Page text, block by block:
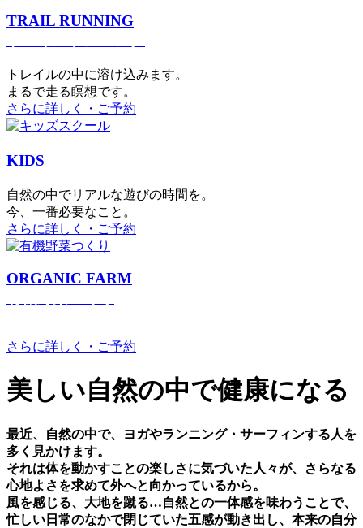
TRAIL RUNNING
トレイルの中に溶け込みます。
まるで⾛る瞑想です。
さらに詳しく・ご予約
KIDS
⾃然の中でリアルな遊びの時間を。
今、⼀番必要なこと。
さらに詳しく・ご予約
ORGANIC FARM
さらに詳しく・ご予約
美しい⾃然の中で健康になる
最近、⾃然の中で、ヨガやランニング・サーフィンする⼈を
多く⾒かけます。
それは体を動かすことの楽しさに気づいた⼈々が、さらなる
⼼地よさを求めて外へと向かっているから。
⾵を感じる、⼤地を蹴る…⾃然との⼀体感を味わうことで、
忙しい⽇常のなかで閉じていた五感が動き出し、本来の⾃分